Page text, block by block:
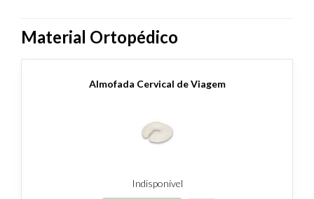
Material Ortopédico
Almofada Cervical de Viagem
Indisponível